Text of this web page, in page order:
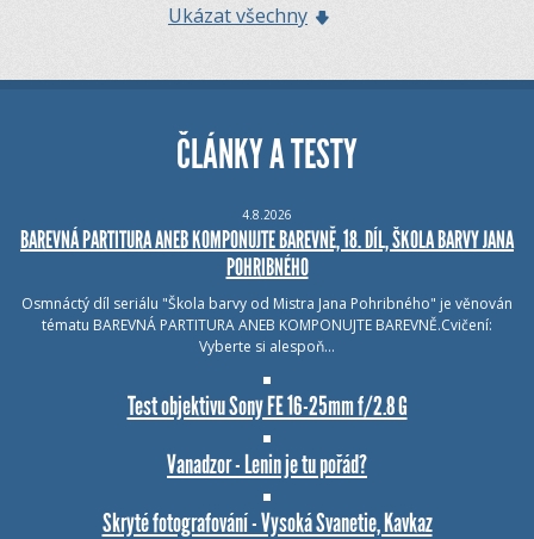
Ukázat všechny
ČLÁNKY A TESTY
4.8.2026
BAREVNÁ PARTITURA ANEB KOMPONUJTE BAREVNĚ, 18. DÍL, ŠKOLA BARVY JANA
POHRIBNÉHO
Osmnáctý díl seriálu "Škola barvy od Mistra Jana Pohribného" je věnován
tématu BAREVNÁ PARTITURA ANEB KOMPONUJTE BAREVNĚ.Cvičení:
Vyberte si alespoň…
Test objektivu Sony FE 16-25mm f/2.8 G
Vanadzor - Lenin je tu pořád?
Skryté fotografování - Vysoká Svanetie, Kavkaz